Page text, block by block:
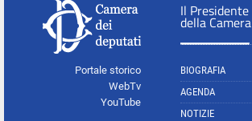
Portale storico
WebTv
YouTube
Il Presidente
della Camera
BIOGRAFIA
AGENDA
NOTIZIE